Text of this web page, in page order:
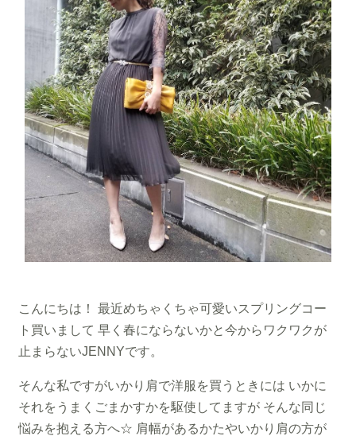
こんにちは！ 最近めちゃくちゃ可愛いスプリングコー
ト買いまして 早く春にならないかと今からワクワクが
止まらないJENNYです。
そんな私ですがいかり肩で洋服を買うときには いかに
それをうまくごまかすかを駆使してますが そんな同じ
悩みを抱える方へ☆ 肩幅があるかたやいかり肩の方が